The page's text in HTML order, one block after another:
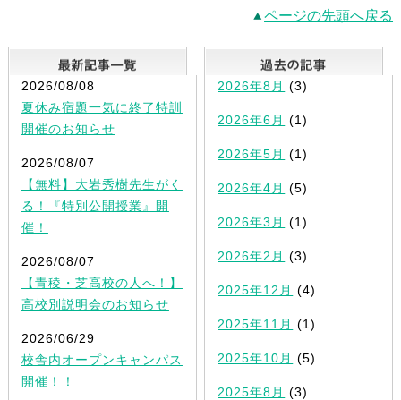
ページの先頭へ戻る
最新記事一覧
2026/08/08
夏休み宿題一気に終了特訓
開催のお知らせ
2026/08/07
【無料】大岩秀樹先生がく
る！『特別公開授業』開
催！
2026/08/07
【青稜・芝高校の人へ！】
高校別説明会のお知らせ
2026/06/29
校舎内オープンキャンパス
開催！！
2026年8月 (3)
2026年6月 (1)
2026年5月 (1)
2026年4月 (5)
2026年3月 (1)
2026年2月 (3)
2025年12月 (4)
2025年11月 (1)
2025年10月 (5)
2025年8月 (3)